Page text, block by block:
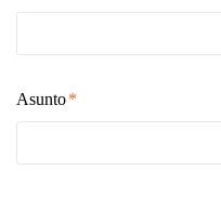
Asunto